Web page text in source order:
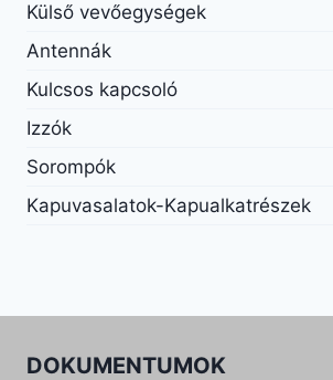
Külső vevőegységek
Antennák
Kulcsos kapcsoló
Izzók
Sorompók
Kapuvasalatok-Kapualkatrészek
DOKUMENTUMOK